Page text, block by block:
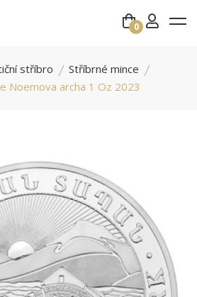
0
stříbro
Stříbrné mince
Noemova archa 1 Oz 2023